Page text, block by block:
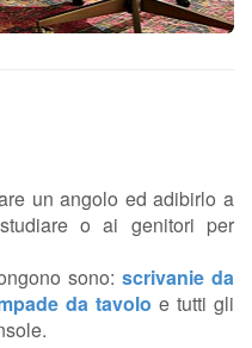
un angolo ed adibirlo a
o ai genitori per
sono:scrivanie da
da tavolo e tutti gli